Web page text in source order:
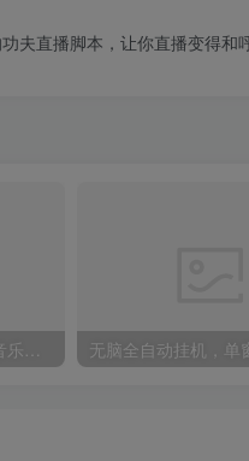
夫直播脚本，让你直播变得
（9448期）2024网易云音乐人挂机项目，单机日入150+，无脑月入5000+